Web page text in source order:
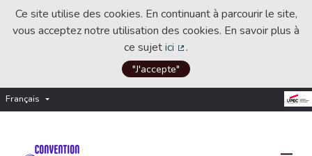
Ce site utilise des cookies. En continuant à parcourir le site,
vous acceptez notre utilisation des cookies. En savoir plus à
ce sujetici
(Lien externe)
.
"J'accepte"
Français Choisir la langue